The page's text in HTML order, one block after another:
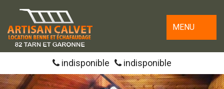
MENU
indisponible indisponible